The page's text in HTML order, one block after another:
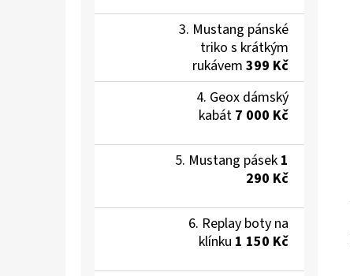
Mustang pánské
triko s krátkým
rukávem 399 Kč
Geox dámský
kabát 7 000 Kč
Mustang pásek 1
290 Kč
Replay boty na
klínku 1 150 Kč